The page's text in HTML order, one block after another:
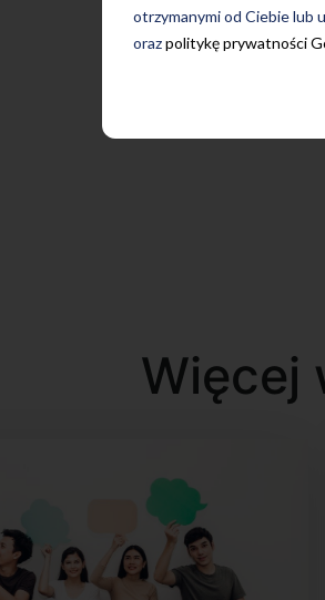
otrzymanymi od Ciebie lub
orazpolitykę prywatności
Więcej